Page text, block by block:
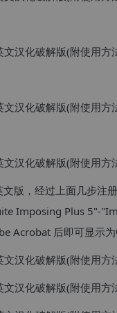
版，经过上面几步注
Imposing Plus 5"-
Acrobat 后即可显示为